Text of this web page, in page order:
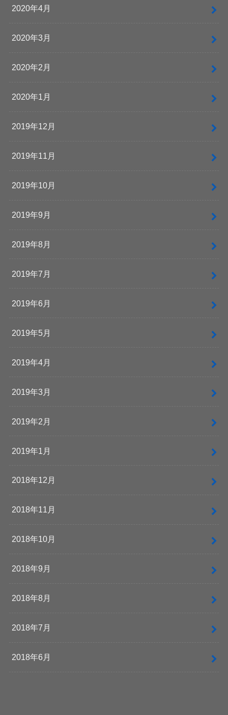
2020年4月
2020年3月
2020年2月
2020年1月
2019年12月
2019年11月
2019年10月
2019年9月
2019年8月
2019年7月
2019年6月
2019年5月
2019年4月
2019年3月
2019年2月
2019年1月
2018年12月
2018年11月
2018年10月
2018年9月
2018年8月
2018年7月
2018年6月